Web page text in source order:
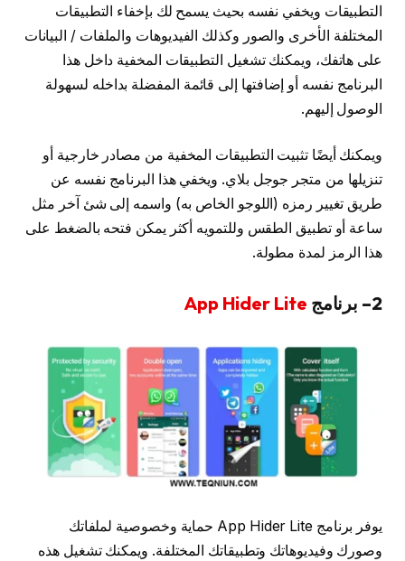
التطبيقات ويخفي نفسه بحيث يسمح لك بإخفاء التطبيقات
المختلفة الأخرى والصور وكذلك الفيديوهات والملفات / البيانات
على هاتفك، ويمكنك تشغيل التطبيقات المخفية داخل هذا
البرنامج نفسه أو إضافتها إلى قائمة المفضلة بداخله لسهولة
الوصول إليهم.
ويمكنك أيضًا تثبيت التطبيقات المخفية من مصادر خارجية أو
تنزيلها من متجر جوجل بلاي. ويخفي هذا البرنامج نفسه عن
طريق تغيير رمزه (اللوجو الخاص به) واسمه إلى شئ آخر مثل
ساعة أو تطبيق الطقس وللتمويه أكثر يمكن فتحه بالضغط على
هذا الرمز لمدة مطولة.
2– برنامج App Hider Lite
يوفر برنامج App Hider Lite حماية وخصوصية لملفاتك
وصورك وفيديوهاتك وتطبيقاتك المختلفة. ويمكنك تشغيل هذه